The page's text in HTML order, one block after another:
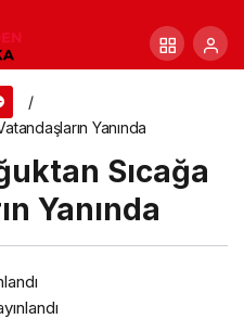
Yanında
Sıcağa
Yanında
Sıcak